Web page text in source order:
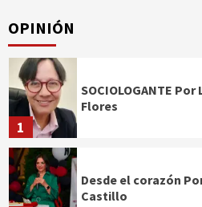
OPINIÓN
1
SOCIOLOGANTE
Flores
Desde el corazón
Castillo